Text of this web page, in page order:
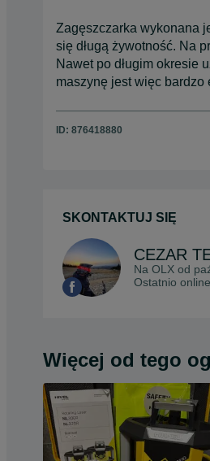
Zagęszczarka wykonana
się długą żywotność. Na
Nawet po długim okresie
maszynę jest więc bardzo
ID: 876418880
SKONTAKTUJ SIĘ
Na OLX od
Ostatnio
Więcej od tego